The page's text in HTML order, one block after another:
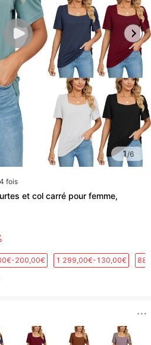
1/6
fois
et col carré pour femme,
200,00€ 1 299,00€-130,00€